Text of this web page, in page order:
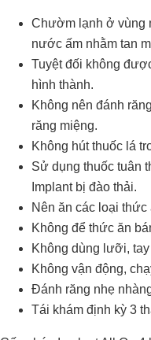
Chườm lạnh ở vùng
nước ấm nhằm tan
Tuyệt đối không
hình thành.
Không nên đánh
răng miệng.
Không hút thuốc lá
Sử dụng thuốc tuân
Implant bị đào thải.
Nên ăn các loại
Không để thức ăn
Không dùng lưỡi,
Không vận động,
Đánh răng nhẹ
Tái khám định kỳ 3